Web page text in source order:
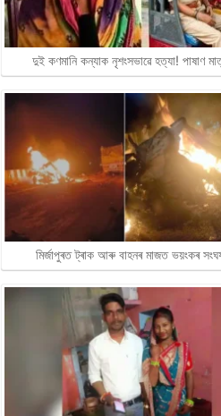
দুই কণমানি কন্যাক নৃশংসভাৱে হত্যা! পাষাণ
মিৰ্জাপুৰত ট্ৰাক আৰু বাহনৰ মাজত ভয়ংকৰ